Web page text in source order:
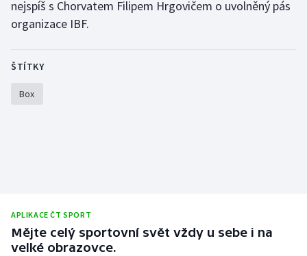
Olympijské hry
Plavání
Short track
nejspíš s Chorvatem Filipem Hrgovičem o uvolněný pás
organizace IBF.
ŠTÍTKY
Box
APLIKACE ČT SPORT
Mějte celý sportovní svět vždy u sebe i na
velké obrazovce.